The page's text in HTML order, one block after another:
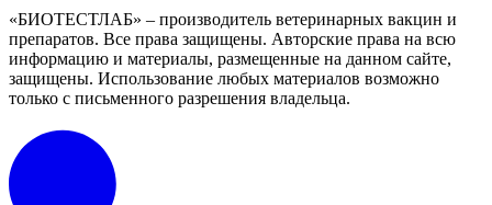
«БИОТЕСТЛАБ» – производитель ветеринарных вакцин и
препаратов. Все права защищены. Авторские права на всю
информацию и материалы, размещенные на данном сайте,
защищены. Использование любых материалов возможно
только с письменного разрешения владельца.